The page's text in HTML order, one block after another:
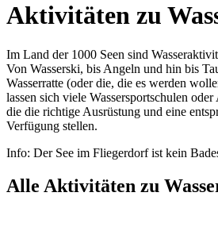
Aktivitäten zu
Im Land der 1000 Seen sind
Von Wasserski, bis Angeln und hin bis
Wasserratte (oder die, die es werden
lassen sich viele Wassersportschulen
die die richtige Ausrüstung und eine
Verfügung stellen.
Info: Der See im Fliegerdorf ist kein
Alle Aktivitäten zu